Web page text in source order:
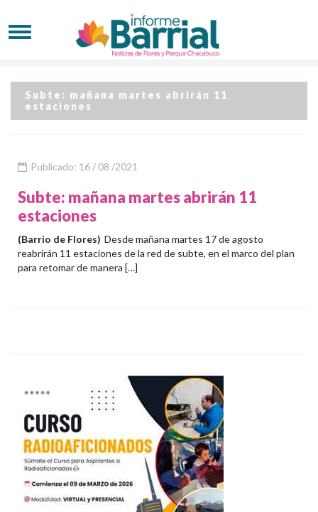
Subte: mañana martes abrirán 11
estaciones
Publicado: 16 / 08 /2021
Subte: mañana martes abrirán 11
estaciones
(Barrio de Flores) Desde mañana martes 17 de agosto
reabrirán 11 estaciones de la red de subte, en el marco del plan
para retomar de manera […]